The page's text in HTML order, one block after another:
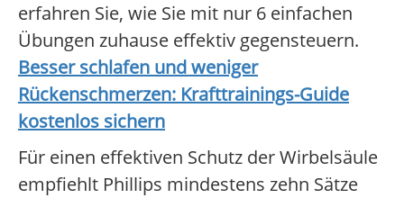
erfahren Sie, wie Sie mit nur 6 einfachen
Übungen zuhause effektiv gegensteuern.
Besser schlafen und weniger
Rückenschmerzen: Krafttrainings-Guide
kostenlos sichern
Für einen effektiven Schutz der Wirbelsäule
empfiehlt Phillips mindestens zehn Sätze